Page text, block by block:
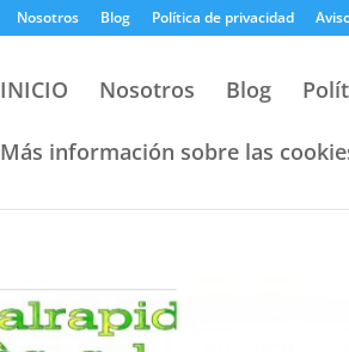
Nosotros Blog Política de privacidad
INICIO Nosotros Blog
Más información sobre las